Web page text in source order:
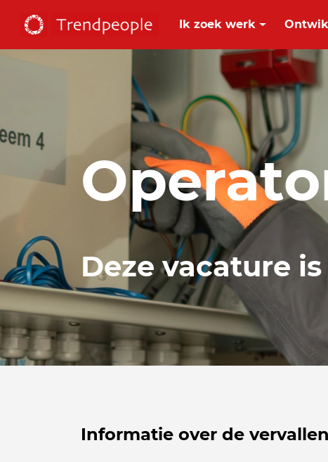
Ik zoek werk
Deze vacature
Informatie over de